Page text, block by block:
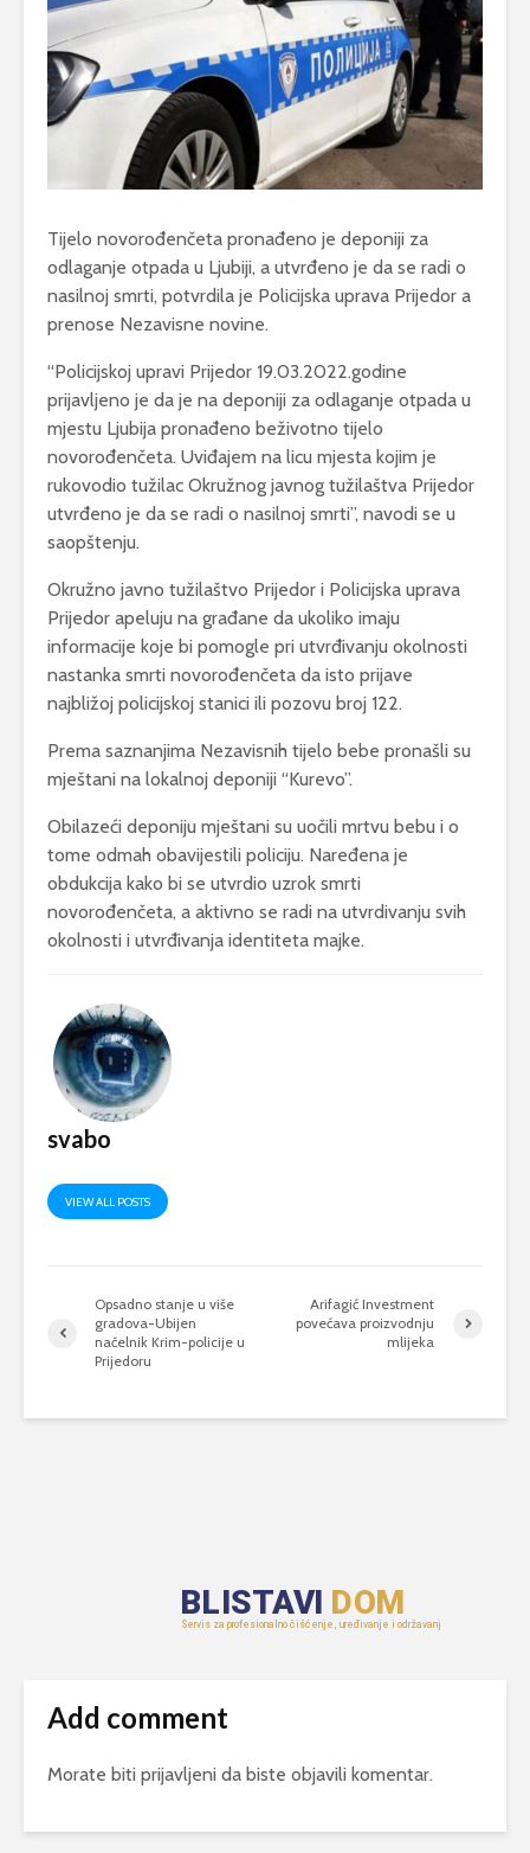
Tijelo novorođenčeta pronađeno je deponiji za
odlaganje otpada u Ljubiji, a utvrđeno je da se radi o
nasilnoj smrti, potvrdila je Policijska uprava Prijedor a
prenose Nezavisne novine.
“Policijskoj upravi Prijedor 19.03.2022.godine
prijavljeno je da je na deponiji za odlaganje otpada u
mjestu Ljubija pronađeno beživotno tijelo
novorođenčeta. Uviđajem na licu mjesta kojim je
rukovodio tužilac Okružnog javnog tužilaštva Prijedor
utvrđeno je da se radi o nasilnoj smrti”, navodi se u
saopštenju.
Okružno javno tužilaštvo Prijedor i Policijska uprava
Prijedor apeluju na građane da ukoliko imaju
informacije koje bi pomogle pri utvrđivanju okolnosti
nastanka smrti novorođenčeta da isto prijave
najbližoj policijskoj stanici ili pozovu broj 122.
Prema saznanjima Nezavisnih tijelo bebe pronašli su
mještani na lokalnoj deponiji “Kurevo”.
Obilazeći deponiju mještani su uočili mrtvu bebu i o
tome odmah obavijestili policiju. Naređena je
obdukcija kako bi se utvrdio uzrok smrti
novorođenčeta, a aktivno se radi na utvrdivanju svih
okolnosti i utvrđivanja identiteta majke.
svabo
VIEW ALL POSTS
Opsadno stanje u više
gradova-Ubijen
načelnik Krim-policije u
Prijedoru
Arifagić Investment
povećava proizvodnju
mlijeka
Add comment
Morate biti prijavljeni da biste objavili komentar.